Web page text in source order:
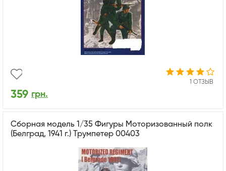
1 ОТЗЫВ
359 грн.
Сборная модель 1/35 Фигуры Моторизованный полк
(Белград, 1941 г.) Трумпетер 00403